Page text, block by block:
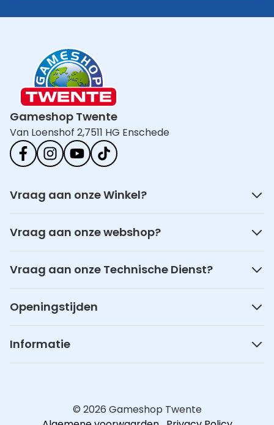
Gameshop Twente
Van Loenshof 2,7511 HG Enschede
Vraag aan onze Winkel?
Vraag aan onze webshop?
Vraag aan onze Technische Dienst?
Openingstijden
Informatie
© 2026 Gameshop Twente